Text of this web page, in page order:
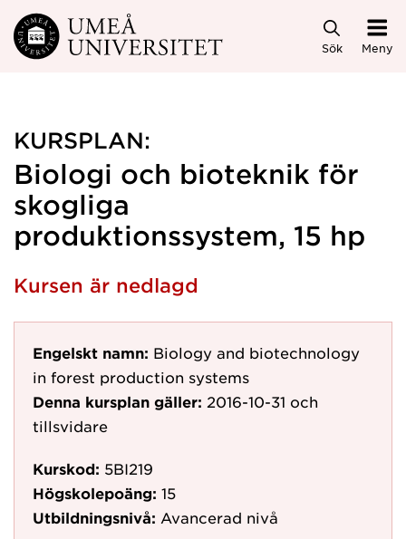
Hoppa direkt till innehållet
Sök Meny
KURSPLAN:
Biologi och bioteknik för
skogliga
produktionssystem, 15 hp
Kursen är nedlagd
Engelskt namn: Biology and biotechnology
in forest production systems
Denna kursplan gäller: 2016-10-31 och
tillsvidare
Kurskod: 5BI219
Högskolepoäng: 15
Utbildningsnivå: Avancerad nivå